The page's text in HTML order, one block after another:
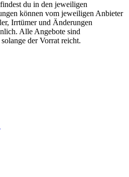
du in den jeweiligen
können vom jeweiligen Anbieter
Irrtümer und Änderungen
Alle Angebote sind
der Vorrat reicht.